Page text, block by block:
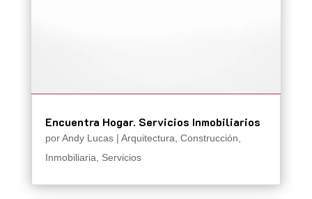
Encuentra Hogar. Servicios Inmobiliarios
porAndy Lucas| Arquitectura Construcción
Inmobiliaria
Servicios